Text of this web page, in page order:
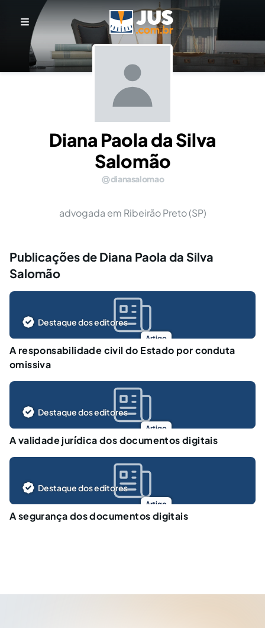
Diana Paola da Silva
Salomão
dianasalomao
advogada em Ribeirão Preto (SP)
Publicações de Diana Paola da Silva
Salomão
Artigo
Destaque dos editores
A responsabilidade civil do Estado por conduta
omissiva
Artigo
Destaque dos editores
A validade jurídica dos documentos digitais
Artigo
Destaque dos editores
A segurança dos documentos digitais